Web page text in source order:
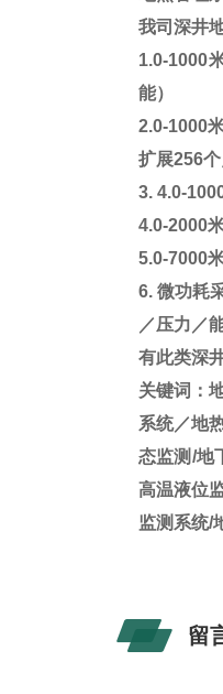
我司深井
1.0-1000
能）
2.0-1000
扩展256
3. 4.0-
4.0-2000
5.0-7000
6.微功耗
／压力／
有此类深
关键词：
系统／地
态监测/地
高温液位
监测系统/
留